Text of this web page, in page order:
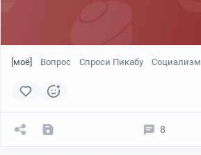
[моё] Вопрос Спроси Пикабу Социализм
8